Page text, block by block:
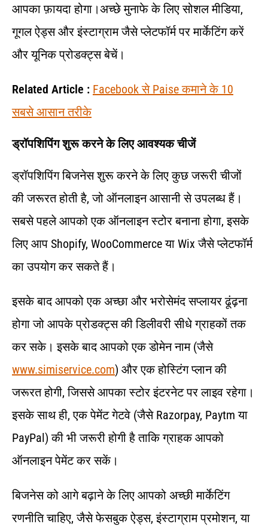
आपका फ़ायदा होगा।अच्छे मुनाफे के लिए सोशल मीडिया,
गूगल ऐड्स और इंस्टाग्राम जैसे प्लेटफॉर्म पर मार्केटिंग करें
और यूनिक प्रोडक्ट्स बेचें।
Related Article : Facebook से Paise कमाने के 10
सबसे आसान तरीके
ड्रॉपशिपिंग शुरू करने के लिए आवश्यक चीजें
ड्रॉपशिपिंग बिजनेस शुरू करने के लिए कुछ जरूरी चीजों
की जरूरत होती है, जो ऑनलाइन आसानी से उपलब्ध हैं।
सबसे पहले आपको एक ऑनलाइन स्टोर बनाना होगा, इसके
लिए आप Shopify, WooCommerce या Wix जैसे प्लेटफॉर्म
का उपयोग कर सकते हैं।
इसके बाद आपको एक अच्छा और भरोसेमंद सप्लायर ढूंढ़ना
होगा जो आपके प्रोडक्ट्स की डिलीवरी सीधे ग्राहकों तक
कर सके। इसके बाद आपको एक डोमेन नाम (जैसे
www.simiservice.com) और एक होस्टिंग प्लान की
जरूरत होगी, जिससे आपका स्टोर इंटरनेट पर लाइव रहेगा।
इसके साथ ही, एक पेमेंट गेटवे (जैसे Razorpay, Paytm या
PayPal) की भी जरूरी होगी है ताकि ग्राहक आपको
ऑनलाइन पेमेंट कर सकें।
बिजनेस को आगे बढ़ाने के लिए आपको अच्छी मार्केटिंग
रणनीति चाहिए, जैसे फेसबुक ऐड्स, इंस्टाग्राम प्रमोशन, या